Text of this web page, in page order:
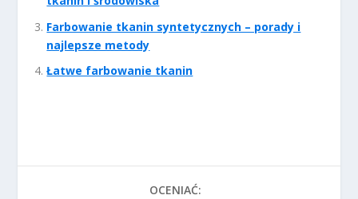
Farbowanie tkanin syntetycznych – porady i
najlepsze metody
Łatwe farbowanie tkanin
OCENIAĆ: